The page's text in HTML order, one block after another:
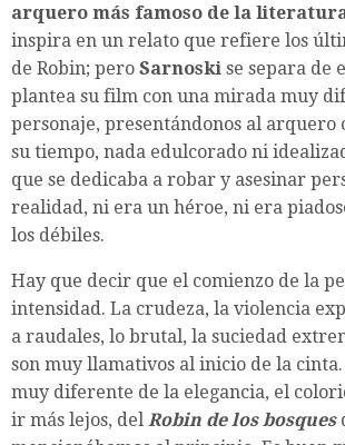
arquero más famoso de la
inspira en un relato que refiere los
de Robin; pero Sarnoski se separa de
plantea su film con una mirada muy
personaje, presentándonos al arquero
su tiempo, nada edulcorado ni
que se dedicaba a robar y asesinar
realidad, ni era un héroe, ni era
los débiles.
Hay que decir que el comienzo de la
intensidad. La crudeza, la violencia
a raudales, lo brutal, la suciedad
son muy llamativos al inicio de la
muy diferente de la elegancia, el
ir más lejos, del Robin de los bosques